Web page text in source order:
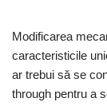
Modificarea
caracteristicile
ar trebui să se
through pentru a